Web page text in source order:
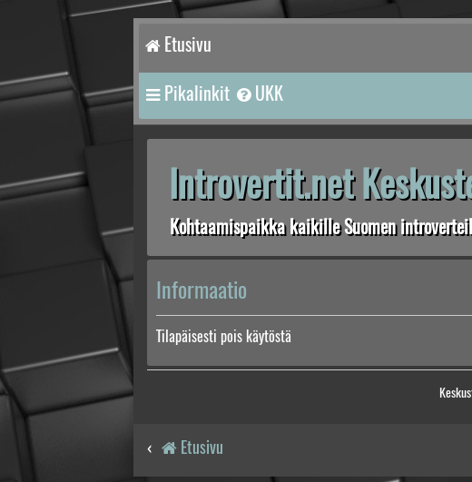
Etusivu
Pikalinkit UKK
Introvertit.net
Kohtaamispaikka kaikille Suomen
Informaatio
Tilapäisesti pois käytöstä
Etusivu